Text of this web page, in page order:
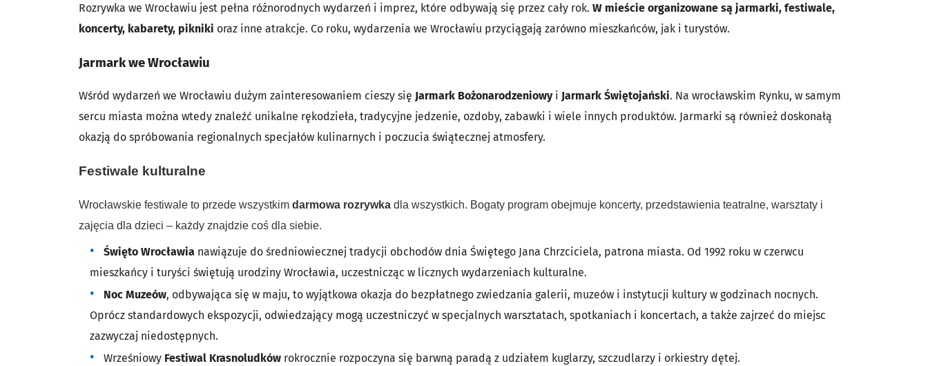
Rozrywka we Wrocławiu jest pełna różnorodnych wydarzeń i imprez, które odbywają się przez cały rok. W mieście organizowane są jarmarki, festiwale,
koncerty, kabarety, pikniki oraz inne atrakcje. Co roku, wydarzenia we Wrocławiu przyciągają zarówno mieszkańców, jak i turystów.
Jarmark we Wrocławiu
Wśród wydarzeń we Wrocławiu dużym zainteresowaniem cieszy się Jarmark Bożonarodzeniowyi Jarmark Świętojański. Na wrocławskim Rynku, w samym
sercu miasta można wtedy znaleźć unikalne rękodzieła, tradycyjne jedzenie, ozdoby, zabawki i wiele innych produktów. Jarmarki są również doskonałą
okazją do spróbowania regionalnych specjałów kulinarnych i poczucia świątecznej atmosfery.
Festiwale kulturalne
Wrocławskie festiwale to przede wszystkim darmowa rozrywka dla wszystkich. Bogaty program obejmuje koncerty, przedstawienia teatralne, warsztaty i
zajęcia dla dzieci – każdy znajdzie coś dla siebie.
Święto Wrocławia nawiązuje do średniowiecznej tradycji obchodów dnia Świętego Jana Chrzciciela, patrona miasta. Od 1992 roku w czerwcu
mieszkańcy i turyści świętują urodziny Wrocławia, uczestnicząc w licznych wydarzeniach kulturalne.
Noc Muzeów, odbywająca się w maju, to wyjątkowa okazja do bezpłatnego zwiedzania galerii, muzeów i instytucji kultury w godzinach nocnych.
Oprócz standardowych ekspozycji, odwiedzający mogą uczestniczyć w specjalnych warsztatach, spotkaniach i koncertach, a także zajrzeć do miejsc
zazwyczaj niedostępnych.
Wrześniowy Festiwal Krasnoludków rokrocznie rozpoczyna się barwną paradą z udziałem kuglarzy, szczudlarzy i orkiestry dętej.